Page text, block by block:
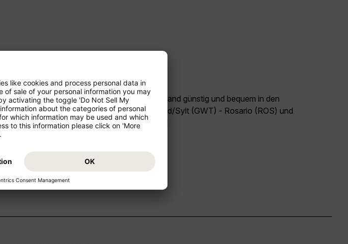
Starten Sie von Ihrem Abflugsland Deutschland günstig und bequem in den
Urlaub. Buchen Sie jetzt den Flug Westerland/Sylt (GWT) - Rosario (ROS) und
freuen Sie sich auf Ihr Reiseziel Argentinien!